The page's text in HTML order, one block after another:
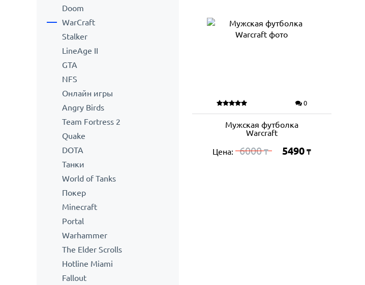
Doom
WarCraft
Stalker
LineAge II
GTA
NFS
Онлайн игры
Angry Birds
Team Fortress 2
Quake
DOTA
Танки
World of Tanks
Покер
Minecraft
Portal
Warhammer
The Elder Scrolls
Hotline Miami
Fallout
0
Мужская футболка
Warcraft
Цена: 6000₸ 5490 ₸